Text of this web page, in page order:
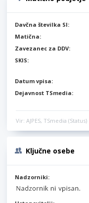
Davčna številka SI:
Matična:
Zavezanec za DDV:
SKIS:
Datum vpisa:
Dejavnost TSmedia:
Vir: AJPES, TSmedia (Status)
Ključne osebe
Nadzorniki: